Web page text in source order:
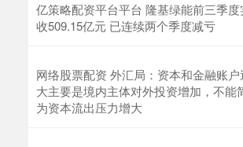
亿策略配资平台平台 隆基绿能前三季
收509.15亿元 已连续两个季度减亏
网络股票配资 外汇局：资本和金融账
大主要是境内主体对外投资增加，不能
为资本流出压力增大